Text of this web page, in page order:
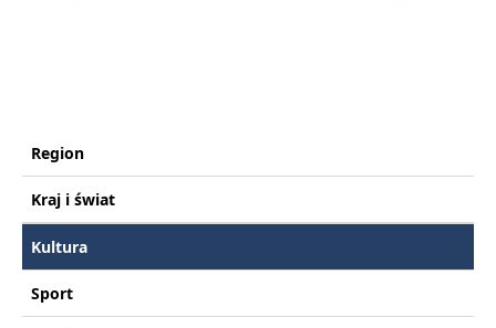
Region
Kraj i świat
Kultura
Sport